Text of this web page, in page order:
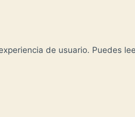
de usuario. Puedes